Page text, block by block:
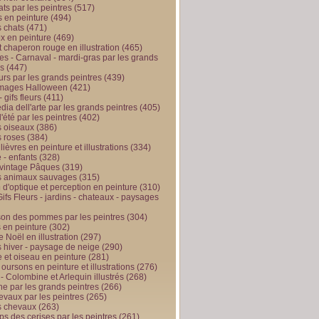
par les peintres (517)
en peinture (494)
chats (471)
en peinture (469)
chaperon rouge en illustration (465)
- Carnaval - mardi-gras par les grands
(447)
par les grands peintres (439)
Halloween (421)
gifs fleurs (411)
dell'arte par les grands peintres (405)
par les peintres (402)
oiseaux (386)
roses (384)
lièvres en peinture et illustrations (334)
- enfants (328)
Pâques (319)
animaux sauvages (315)
d'optique et perception en peinture (310)
Fleurs - jardins - chateaux - paysages
des pommes par les peintres (304)
en peinture (302)
Noël en illustration (297)
hiver - paysage de neige (290)
et oiseau en peinture (281)
en peinture et illustrations (276)
- Colombine et Arlequin illustrés (268)
par les grands peintres (266)
par les peintres (265)
chevaux (263)
des cerises par les peintres (261)